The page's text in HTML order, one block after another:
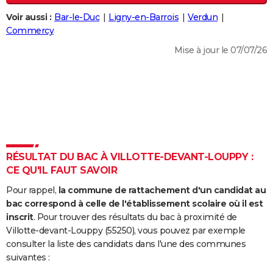
Destinations
City break
Voyage nature
Voyage de noces
Forum
Climat
+
PHOTO
COPAINS D'AVANT
S'inscrire
Se connecter
Lycées
Collèges
Primaires
Universités
Entreprises
Service militaire
Avis de recherche
AVIS DE DÉCÈS
FORUM
Bricolage
Lifestyle
Culture
Sport
Auto
Television
Voyage
Cinema
Voir aussi : Bar-le-Duc Ligny-en-Barrois
Verdun
Commercy
Mise à jour le 07/07/26
RÉSULTAT DU BAC À VILLOTTE-DEVANT-LOUPPY :
CE QU'IL FAUT SAVOIR
Pour rappel, la commune de rattachement d'un candidat au
bac correspond à celle de l'établissement scolaire où il est
inscrit. Pour trouver des résultats du bac à proximité de
Villotte-devant-Louppy (55250), vous pouvez par exemple
consulter la liste des candidats dans l'une des communes
suivantes :